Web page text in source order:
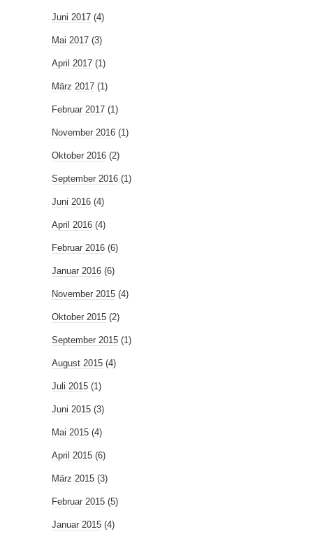
Juni 2017 (4)
Mai 2017 (3)
April 2017 (1)
März 2017 (1)
Februar 2017 (1)
November 2016 (1)
Oktober 2016 (2)
September 2016 (1)
Juni 2016 (4)
April 2016 (4)
Februar 2016 (6)
Januar 2016 (6)
November 2015 (4)
Oktober 2015 (2)
September 2015 (1)
August 2015 (4)
Juli 2015 (1)
Juni 2015 (3)
Mai 2015 (4)
April 2015 (6)
März 2015 (3)
Februar 2015 (5)
Januar 2015 (4)